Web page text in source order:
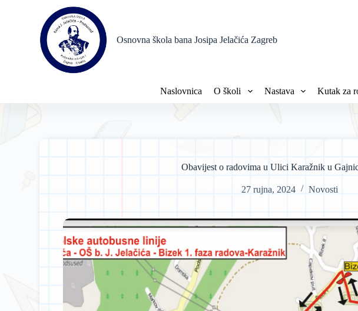
Osnovna škola bana Josipa Jelačića Zagreb
Naslovnica O školi Nastava Kutak za
Obavijest o radovima u Ulici Karažnik u
27 rujna, 2024 Novosti